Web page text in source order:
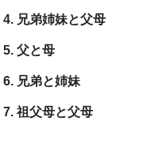
兄弟姉妹と父母
父と母
兄弟と姉妹
祖父母と父母